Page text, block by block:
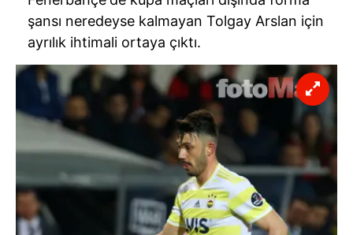
şansı neredeyse kalmayan Tolgay Arslan için
ayrılık ihtimali ortaya çıktı.